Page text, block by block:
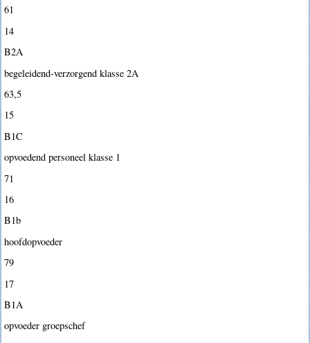
61
14
B2A
begeleidend-verzorgend klasse 2A
63,5
15
B1C
opvoedend personeel klasse 1
71
16
B1b
hoofdopvoeder
79
17
B1A
opvoeder groepschef